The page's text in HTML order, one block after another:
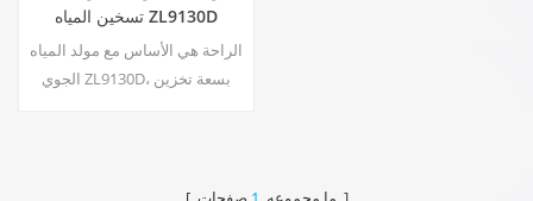
تسخين المياه ZL9130D
الراحة هي الأساس مع مولد المياه
الجوي ZL9130D، بسعة تخزين
الماء المحيط الحصول على مياه